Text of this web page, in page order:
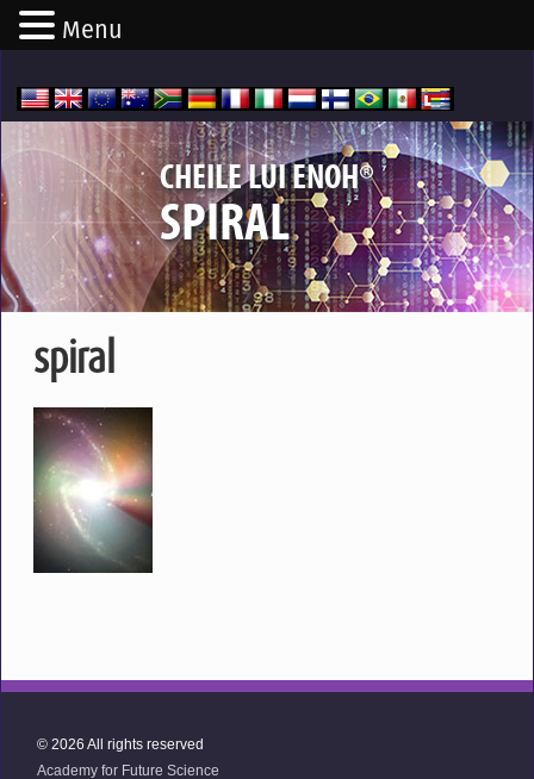
CHEILE LUI ENOH®
SPIRAL
spiral
© 2026 All rights reserved
Academy for Future Science
Menu